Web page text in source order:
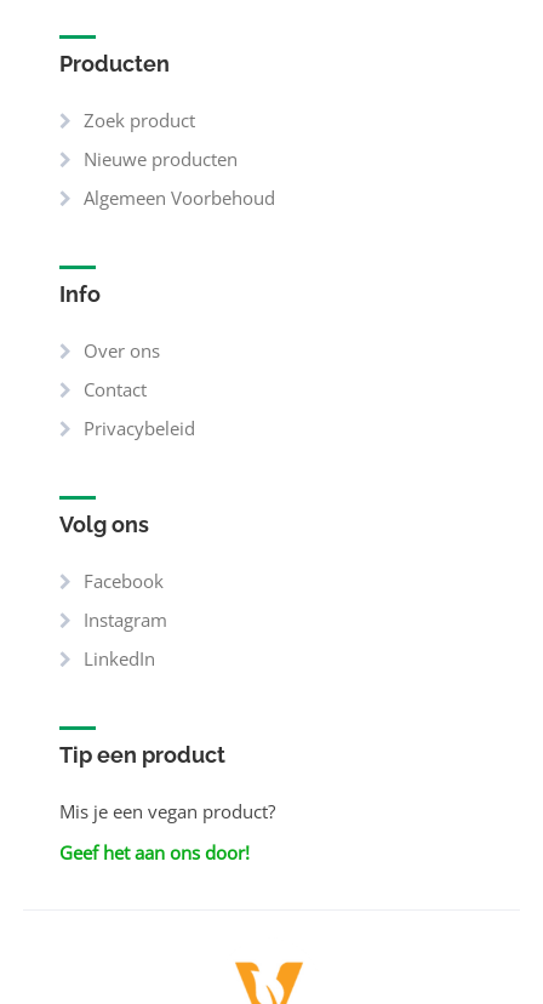
Producten
Zoek product
Nieuwe producten
Algemeen Voorbehoud
Info
Over ons
Contact
Privacybeleid
Volg ons
Facebook
Instagram
LinkedIn
Tip een product
Mis je een vegan product?
Geef het aan ons door!